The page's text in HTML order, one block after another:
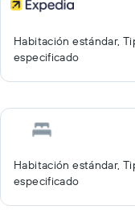
Habitación estándar,
especificado
Habitación estándar,
especificado